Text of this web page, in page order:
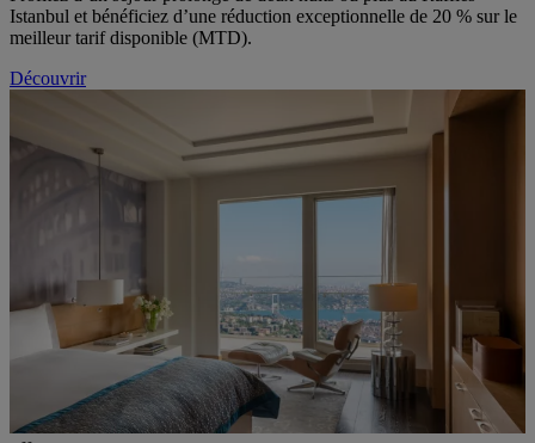
Istanbul et bénéficiez d’une réduction exceptionnelle de 20 % sur le
meilleur tarif disponible (MTD).
Découvrir